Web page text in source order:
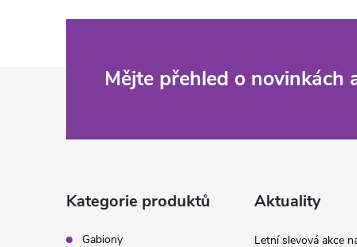
Mějte přehled o novinkách
Kategorie produktů
Gabiony
Aktuality
Letní slevová akce